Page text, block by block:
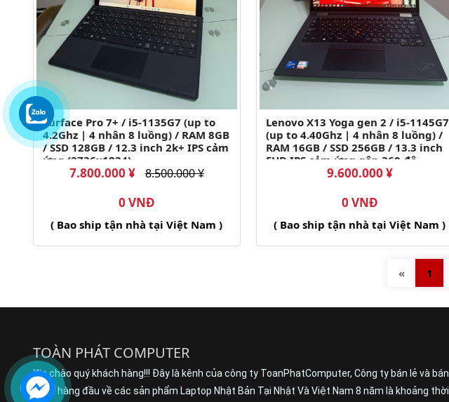
Surface Pro 7+ / i5-1135G7 (up to
4.2Ghz | 4 nhân 8 luồng) / RAM 8GB
/ SSD 128GB / 12.3 inch 2k+ IPS cảm
ứng (2736x1824)
7.800.000 ¥ 8.500.000 ¥
0 VNĐ
( Bao ship tận nhà tại Việt Nam )
Lenovo X13 Yoga gen 2 / i5-1145G7
(up to 4.40Ghz | 4 nhân 8 luồng) /
RAM 16GB / SSD 256GB / 13.3 inch
FHD IPS cảm ứng gập 360 độ
(1920x1200)9.600.000 ¥
0 VNĐ
( Bao ship tận nhà tại Việt Nam )
« 1
TOÀN PHÁT COMPUTER
Xin chào quý khách hàng!!! Đây là kênh của công ty ToanPhatComputer, Công ty bán lẻ và bán
buôn hàng đầu về các sản phẩm Laptop Nhật Bản Tại Nhật Và Việt Nam 8 năm là khoảng thời